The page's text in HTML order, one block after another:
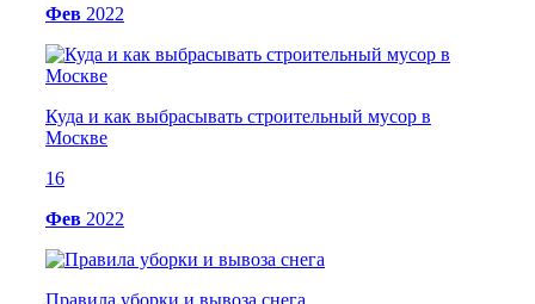
Фев 2022
Куда и как выбрасывать строительный мусор в
Москве
16
Фев 2022
Правила уборки и вывоза снега